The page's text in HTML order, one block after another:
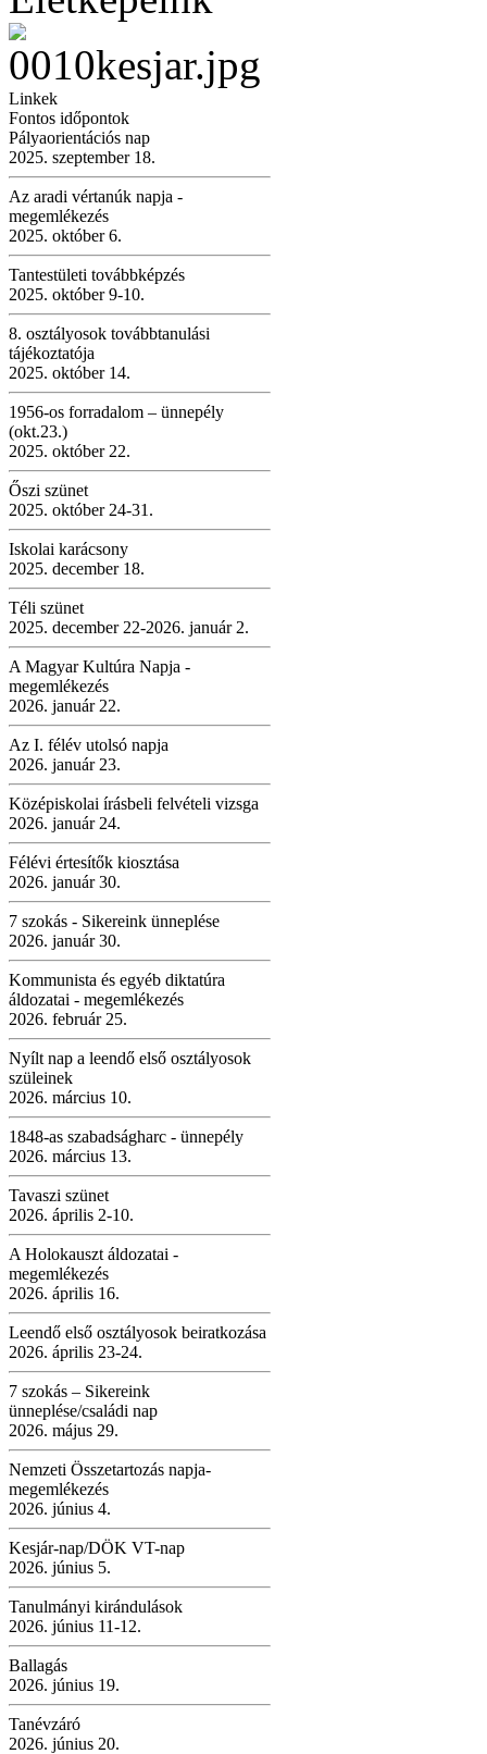
Linkek
Fontos időpontok
Pályaorientációs nap
2025. szeptember 18.
Az aradi vértanúk napja -
megemlékezés
2025. október 6.
Tantestületi továbbképzés
2025. október 9-10.
8. osztályosok továbbtanulási
tájékoztatója
2025. október 14.
1956-os forradalom – ünnepély
(okt.23.)
2025. október 22.
Őszi szünet
2025. október 24-31.
Iskolai karácsony
2025. december 18.
Téli szünet
2025. december 22-2026. január 2.
A Magyar Kultúra Napja -
megemlékezés
2026. január 22.
Az I. félév utolsó napja
2026. január 23.
Középiskolai írásbeli felvételi vizsga
2026. január 24.
Félévi értesítők kiosztása
2026. január 30.
7 szokás - Sikereink ünneplése
2026. január 30.
Kommunista és egyéb diktatúra
áldozatai - megemlékezés
2026. február 25.
Nyílt nap a leendő első osztályosok
szüleinek
2026. március 10.
1848-as szabadságharc - ünnepély
2026. március 13.
Tavaszi szünet
2026. április 2-10.
A Holokauszt áldozatai -
megemlékezés
2026. április 16.
Leendő első osztályosok beiratkozása
2026. április 23-24.
7 szokás – Sikereink
ünneplése/családi nap
2026. május 29.
Nemzeti Összetartozás napja-
megemlékezés
2026. június 4.
Kesjár-nap/DÖK VT-nap
2026. június 5.
Tanulmányi kirándulások
2026. június 11-12.
Ballagás
2026. június 19.
Tanévzáró
2026. június 20.